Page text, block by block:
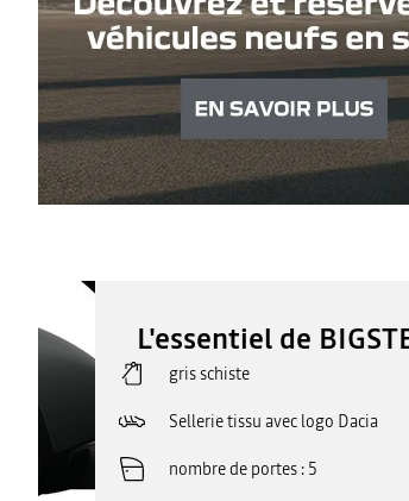
L'essentiel de
gris schiste
Sellerie tissu avec logo Dacia
nombre de portes 5